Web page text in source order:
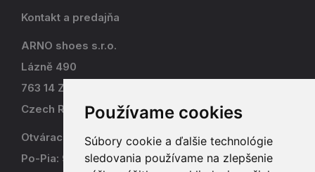
Používame cookies
Súbory cookie a ďalšie technológie
sledovania používame na zlepšenie
Kontakt a predajňa
ARNO shoes s.r.o.
Lázně 490
763 14 Zlín - Kostelec
Czech Republic
Otváracia doba
Po-Pia: 9-17